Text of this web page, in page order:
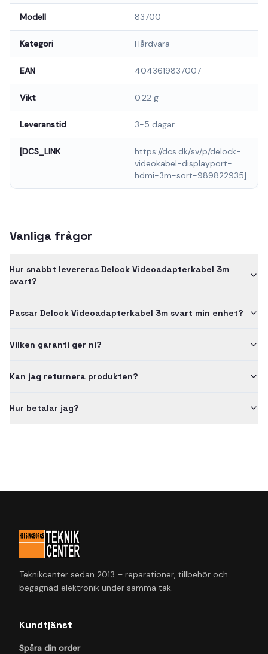
Modell 83700
Kategori Hårdvara
EAN 4043619837007
Vikt 0.22 g
Leveranstid 3-5 dagar
[DCS_LINK
https://dcs.dk/sv/p/delock-
videokabel-displayport-
hdmi-3m-sort-989822935]
Vanliga frågor
Hur snabbt levereras Delock Videoadapterkabel 3m
svart?
Passar Delock Videoadapterkabel 3m svart min enhet?
Vilken garanti ger ni?
Kan jag returnera produkten?
Hur betalar jag?
Teknikcenter sedan 2013 – reparationer, tillbehör och
begagnad elektronik under samma tak.
Kundtjänst
Spåra din order